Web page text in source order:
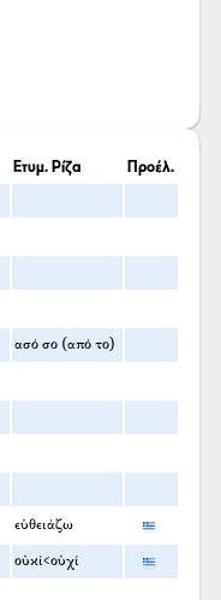
Ετυμ. Ρίζα Προέλ.
ασό σο (από το)
εὐθειάζω
οὐκί<οὐχί